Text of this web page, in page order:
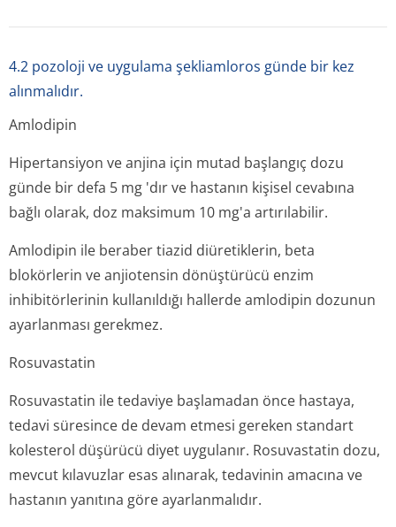
4.2 pozoloji ve uygulama şekliamloros günde bir kez
alınmalıdır.
Amlodipin
Hipertansiyon ve anjina için mutad başlangıç dozu
günde bir defa 5 mg 'dır ve hastanın kişisel cevabına
bağlı olarak, doz maksimum 10 mg'a artırılabilir.
Amlodipin ile beraber tiazid diüretiklerin, beta
blokörlerin ve anjiotensin dönüştürücü enzim
inhibitörlerinin kullanıldığı hallerde amlodipin dozunun
ayarlanması gerekmez.
Rosuvastatin
Rosuvastatin ile tedaviye başlamadan önce hastaya,
tedavi süresince de devam etmesi gereken standart
kolesterol düşürücü diyet uygulanır. Rosuvastatin dozu,
mevcut kılavuzlar esas alınarak, tedavinin amacına ve
hastanın yanıtına göre ayarlanmalıdır.